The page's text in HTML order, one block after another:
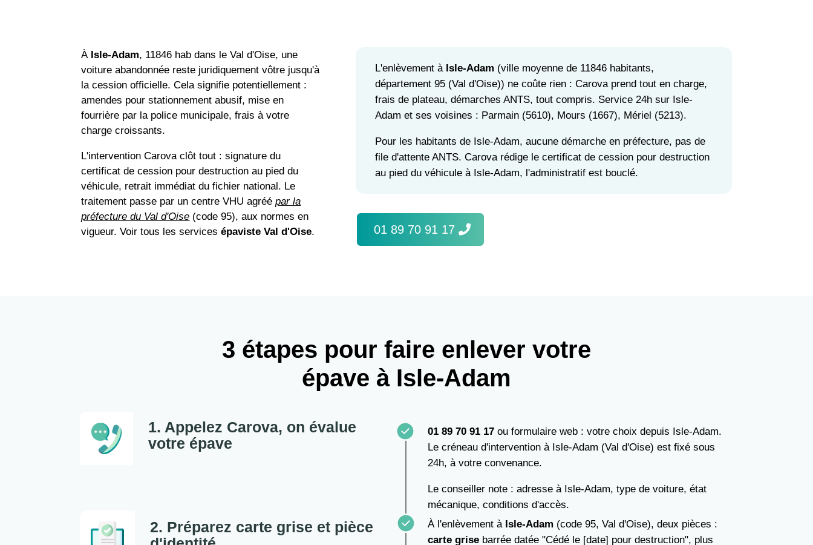
À Isle-Adam, 11846 hab dans le Val d'Oise, une
voiture abandonnée reste juridiquement vôtre jusqu'à
la cession officielle. Cela signifie potentiellement :
amendes pour stationnement abusif, mise en
fourrière par la police municipale, frais à votre
charge croissants.
L'intervention Carova clôt tout : signature du
certificat de cession pour destruction au pied du
véhicule, retrait immédiat du fichier national. Le
traitement passe par un centre VHU agréépar la
préfecture du Val d'Oise (code 95), aux normes en
vigueur. Voir tous les servicesépaviste Val d'Oise.
L'enlèvement à Isle-Adam (ville moyenne de 11846 habitants,
département 95 (Val d'Oise)) ne coûte rien : Carova prend tout en charge,
frais de plateau, démarches ANTS, tout compris. Service 24h sur Isle-
Adam et ses voisines : Parmain (5610), Mours (1667), Mériel (5213).
Pour les habitants de Isle-Adam, aucune démarche en préfecture, pas de
file d'attente ANTS. Carova rédige le certificat de cession pour destruction
au pied du véhicule à Isle-Adam, l'administratif est bouclé.
01 89 70 91 17
3 étapes pour faire enlever votre
épave à Isle-Adam
1. Appelez Carova, on évalue
votre épave
01 89 70 91 17 ou formulaire web : votre choix depuis Isle-Adam.
Le créneau d'intervention à Isle-Adam (Val d'Oise) est fixé sous
24h, à votre convenance.
Le conseiller note : adresse à Isle-Adam, type de voiture, état
mécanique, conditions d'accès.
2. Préparez carte grise et pièce
À l'enlèvement à Isle-Adam (code 95, Val d'Oise), deux pièces :
carte grise barrée datée "Cédé le [date] pour destruction", plus